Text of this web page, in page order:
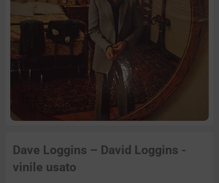
Dave Loggins – David Loggins -
vinile usato